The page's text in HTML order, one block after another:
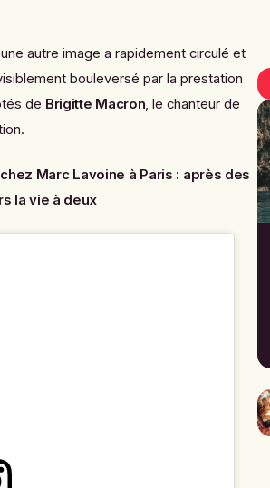
autre image a rapidement circulé et
bouleversé par la prestation
de Brigitte Macron, le chanteur de
Marc Lavoine à Paris : après des
la vie à deux